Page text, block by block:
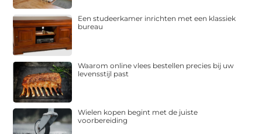
Een studeerkamer inrichten met een klassiek
bureau
Waarom online vlees bestellen precies bij uw
levensstijl past
Wielen kopen begint met de juiste
voorbereiding